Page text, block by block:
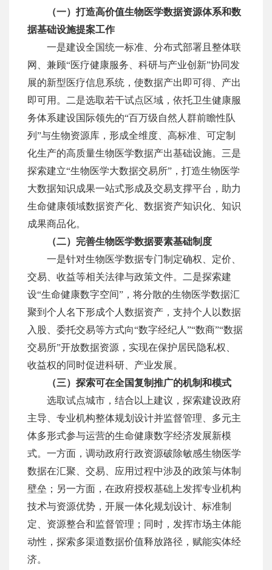
（一）打造高价值生物医学数据资源体系和数
据基础设施提案工作
一是建设全国统一标准、分布式部署且整体联
网、兼顾“医疗健康服务、科研与产业创新”协同发
展的新型医疗信息系统，使数据产出即可得、产出
即可用。二是选取若干试点区域，依托卫生健康服
务体系建设国际领先的“百万级自然人群前瞻性队
列 ”与生物资源库，形成全维度、高标准、可定制
化生产的高质量生物医学数据产出基础设施。三是
探索建立“生物医学大数据交易所” ，打造生物医学
大数据知识成果一站式形成及交易支撑平台，助力
生命健康领域数据资产化、数据资产知识化、知识
成果商品化。
（二）完善生物医学数据要素基础制度
一是针对生物医学数据专门制定确权、定价、
交易、收益等相关法律与政策文件。二是探索建
设“生命健康数字空间” ，将分散的生物医学数据汇
聚到个人名下形成个人数据资产，支持个人以数据
入股、委托交易等方式向“数字经纪人 ”“数商”“数据
交易所”开放数据资源，实现在保护居民隐私权、
收益权的同时促进科研、产业发展。
（三）探索可在全国复制推广的机制和模式
选取试点城市，结合以上建议，探索建设政府
主导、专业机构整体规划设计并监督管理、多元主
体多形式参与运营的生命健康数字经济发展新模
式。一方面，调动政府行政资源破除敏感生物医学
数据在汇聚、交易、应用过程中涉及的政策与体制
壁垒；另一方面，在政府授权基础上发挥专业机构
技术与资源优势，开展一体化规划设计、标准制
定、资源整合和监督管理；同时，发挥市场主体能
动性，探索多渠道数据价值释放路径，赋能实体经
济。